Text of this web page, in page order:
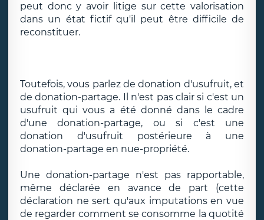
peut donc y avoir litige sur cette valorisation
dans un état fictif qu'il peut être difficile de
reconstituer.
Toutefois, vous parlez de donation d'usufruit, et
de donation-partage. Il n'est pas clair si c'est un
usufruit qui vous a été donné dans le cadre
d'une donation-partage, ou si c'est une
donation d'usufruit postérieure à une
donation-partage en nue-propriété.
Une donation-partage n'est pas rapportable,
même déclarée en avance de part (cette
déclaration ne sert qu'aux imputations en vue
de regarder comment se consomme la quotité